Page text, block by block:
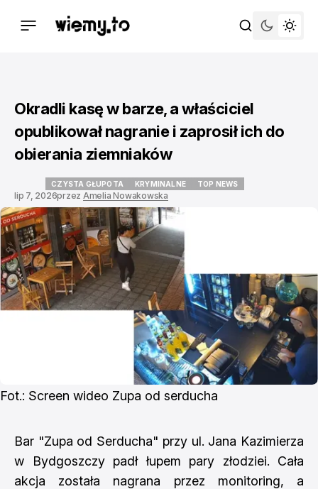
Okradli kasę w barze, a właściciel
opublikował nagranie i zaprosił ich do
obierania ziemniaków
CZYSTA GŁUPOTA KRYMINALNE TOP NEWS
lip 7, 2026przez Amelia Nowakowska
Fot.: Screen wideo Zupa od serducha
Bar "Zupa od Serducha" przy ul. Jana Kazimierza
w Bydgoszczy padł łupem pary złodziei. Cała
akcja została nagrana przez monitoring, a